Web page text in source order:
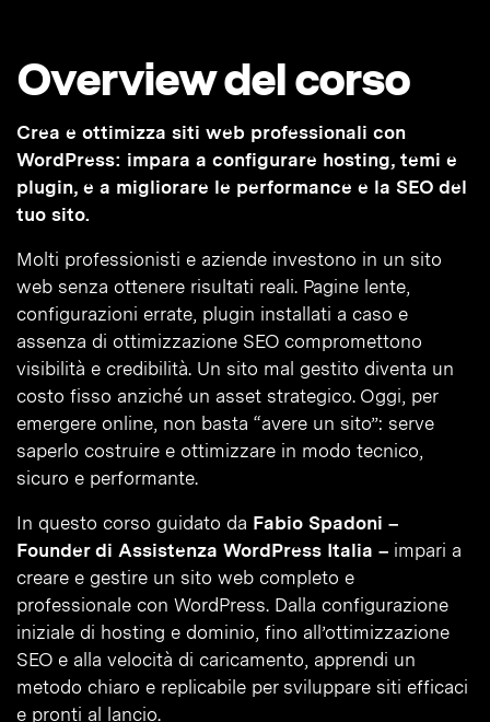
Overview del corso
Crea e ottimizza siti web professionali con
WordPress: impara a configurare hosting, temi e
plugin, e a migliorare le performance e la SEO del
tuo sito.
Molti professionisti e aziende investono in un sito
web senza ottenere risultati reali. Pagine lente,
configurazioni errate, plugin installati a caso e
assenza di ottimizzazione SEO compromettono
visibilità e credibilità. Un sito mal gestito diventa un
costo fisso anziché un asset strategico. Oggi, per
emergere online, non basta “avere un sito”: serve
saperlo costruire e ottimizzare in modo tecnico,
sicuro e performante.
In questo corso guidato da Fabio Spadoni –
Founder di Assistenza WordPress Italia – impari a
creare e gestire un sito web completo e
professionale con WordPress. Dalla configurazione
iniziale di hosting e dominio, fino all’ottimizzazione
SEO e alla velocità di caricamento, apprendi un
metodo chiaro e replicabile per sviluppare siti efficaci
e pronti al lancio.